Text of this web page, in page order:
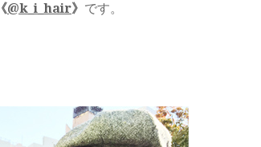
@k_i_hair》 です。